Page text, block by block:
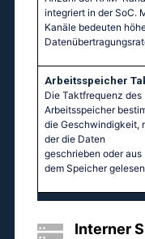
integriert in der SoC.
Kanäle bedeuten
Arbeitsspeicher
Die Taktfrequenz des
Arbeitsspeicher
die Geschwindigkeit,
der die Daten
geschrieben oder aus
dem Speicher
Interner